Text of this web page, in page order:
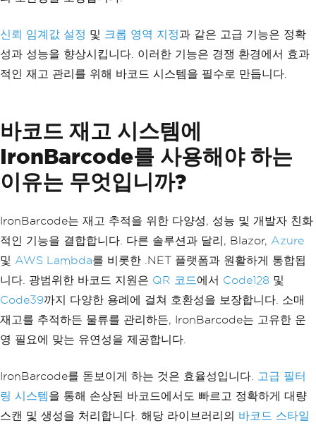
신뢰 임계값 설정 및 크롭 영역 지정과 같은 고급 기능은 정확
성과 성능을 향상시킵니다. 이러한 기능은 경쟁 환경에서 효과
적인 재고 관리를 위해 바코드 시스템을 필수로 만듭니다.
바코드 재고 시스템에
IronBarcode를 사용해야 하는
이유는 무엇입니까?
IronBarcode는 재고 추적을 위한 다양성, 성능 및 개발자 친화
적인 기능을 결합합니다. 다른 솔루션과 달리, Blazor, Azure
및 AWS Lambda를 비롯한 .NET 플랫폼과 원활하게 통합됩
니다. 광범위한 바코드 지원은 QR 코드에서 Code128 및
Code39까지 다양한 용례에 걸쳐 호환성을 보장합니다. 소매
재고를 추적하든 물류를 관리하든, IronBarcode는 고유한 운
영 필요에 맞는 유연성을 제공합니다.
IronBarcode를 돋보이게 하는 것은 효율성입니다.
고급 필터
링 시스템을 통해 손상된 바코드에서도 빠르고 정확하게 대량
스캔 및 생성을 처리합니다. 해당 라이브러리의 바코드 스타일